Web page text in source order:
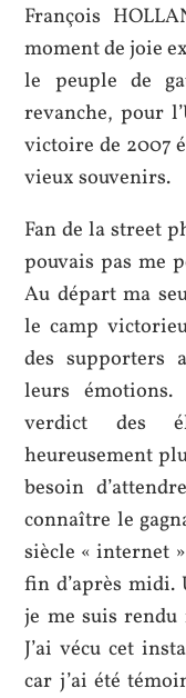
François
moment de joie
le peuple de
revanche, pour
victoire de 2007
vieux souvenirs.
Fan de la street
pouvais pas me
Au départ ma
le camp
des supporters
leurs émotions.
verdict des
heureusement
besoin
connaître le
siècle « internet
fin d’après midi.
je me suis
J’ai vécu cet
car j’ai été